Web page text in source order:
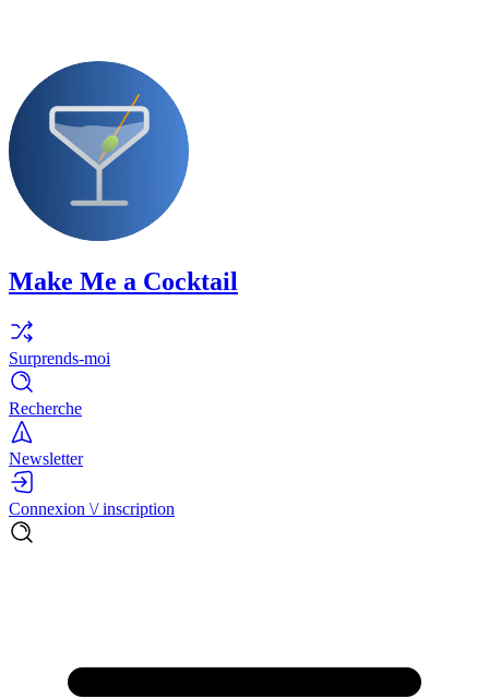
Make Me a Cocktail
Surprends-moi
Recherche
Newsletter
Connexion \/ inscription